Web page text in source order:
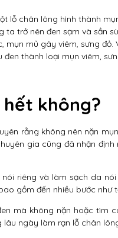
lỗ chân lông hình thành
trở nên đen sạm và sần
mủ gây viêm, sưng
thành loại mụn viêm,
không?
rằng không nên nặn
gia cũng đã nhận
riêng và làm sạch da
gồm đến nhiều bước như
mà không nặn hoặc tìm
ngày làm rạn lỗ chân